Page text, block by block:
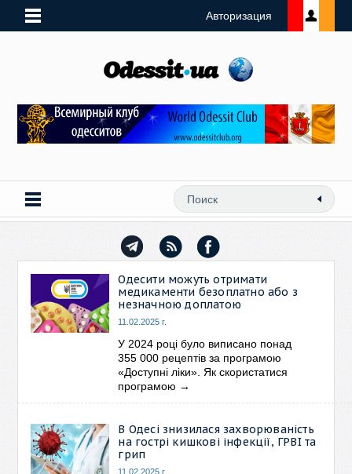
Авторизация
Одесити можуть отримати
медикаменти безоплатно або з
незначною доплатою
11.02.2025 г.
У 2024 році було виписано понад
355 000 рецептів за програмою
«Доступні ліки». Як скористатися
програмою →
В Одесі знизилася захворюваність
на гострі кишкові інфекції, ГРВІ та
грип
11.02.2025 г.